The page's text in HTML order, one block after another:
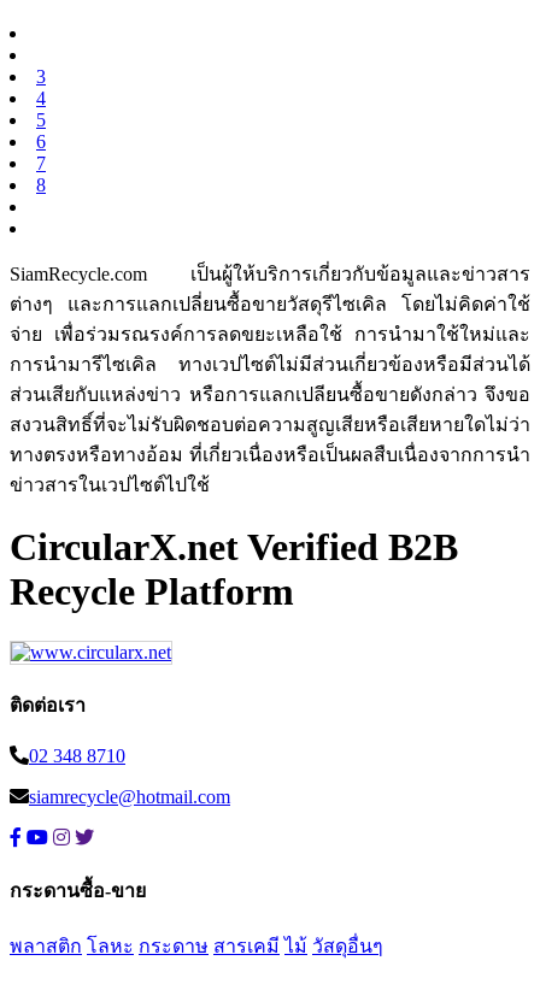
3
4
5
6
7
8
SiamRecycle.com เป็นผู้ให้บริการเกี่ยวกับข้อมูลและข่าวสาร
ต่างๆ และการแลกเปลี่ยนซื้อขายวัสดุรีไซเคิล โดยไม่คิดค่าใช้
จ่าย เพื่อร่วมรณรงค์การลดขยะเหลือใช้ การนำมาใช้ใหม่และ
การนำมารีไซเคิล ทางเวปไซต์ไม่มีส่วนเกี่ยวข้องหรือมีส่วนได้
ส่วนเสียกับแหล่งข่าว หรือการแลกเปลียนซื้อขายดังกล่าว จึงขอ
สงวนสิทธิ์ที่จะไม่รับผิดชอบต่อความสูญเสียหรือเสียหายใดไม่ว่า
ทางตรงหรือทางอ้อม ที่เกี่ยวเนื่องหรือเป็นผลสืบเนื่องจากการนำ
ข่าวสารในเวปไซต์ไปใช้
CircularX.net Verified B2B
Recycle Platform
ติดต่อเรา
02 348 8710
siamrecycle@hotmail.com
กระดานซื้อ-ขาย
พลาสติก โลหะ กระดาษ สารเคมี ไม้ วัสดุอื่นๆ